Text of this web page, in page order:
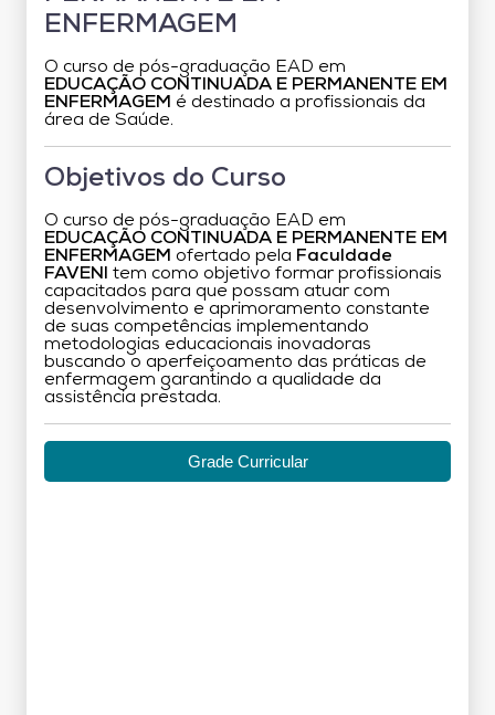
ENFERMAGEM
O curso de pós-graduação EAD em
EDUCAÇÃO CONTINUADA E PERMANENTE EM
ENFERMAGEM é destinado a profissionais da
área de Saúde.
Objetivos do Curso
O curso de pós-graduação EAD em
EDUCAÇÃO CONTINUADA E PERMANENTE EM
ENFERMAGEM ofertado pela Faculdade
FAVENI
tem como objetivo formar profissionais
capacitados para que possam atuar com
desenvolvimento e aprimoramento constante
de suas competências implementando
metodologias educacionais inovadoras
buscando o aperfeiçoamento das práticas de
enfermagem garantindo a qualidade da
assistência prestada.
Grade Curricular